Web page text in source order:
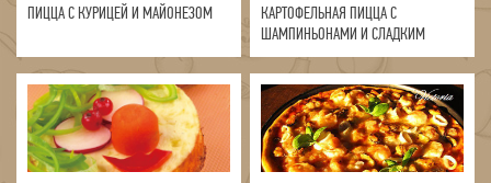
ПИЦЦА С КУРИЦЕЙ И МАЙОНЕЗОМ
КАРТОФЕЛЬНАЯ ПИЦЦА С
ШАМПИНЬОНАМИ И СЛАДКИМ
ПЕРЦЕМ